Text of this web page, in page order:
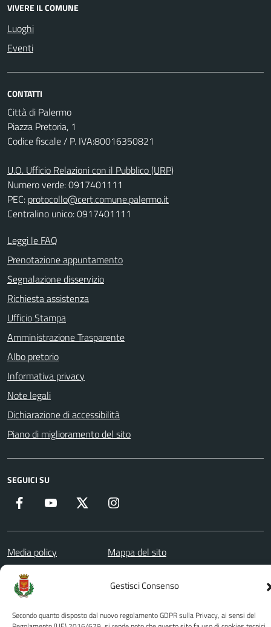
Gestisci Consenso
Secondo quanto disposto dal nuovo regolamento GDPR sulla Privacy, ai sensi del
VIVERE IL COMUNE
Luoghi
Eventi
CONTATTI
Città di Palermo
Piazza Pretoria, 1
Codice fiscale / P. IVA:80016350821
U.O. Ufficio Relazioni con il Pubblico (URP)
Numero verde: 0917401111
PEC: protocollo@cert.comune.palermo.it
Centralino unico: 0917401111
Leggi le FAQ
Prenotazione appuntamento
Segnalazione disservizio
Richiesta assistenza
Ufficio Stampa
Amministrazione Trasparente
Albo pretorio
Informativa privacy
Note legali
Dichiarazione di accessibilità
Piano di miglioramento del sito
SEGUICI SU
Facebook YouTube Twitter
Media policy
Mappa del sito